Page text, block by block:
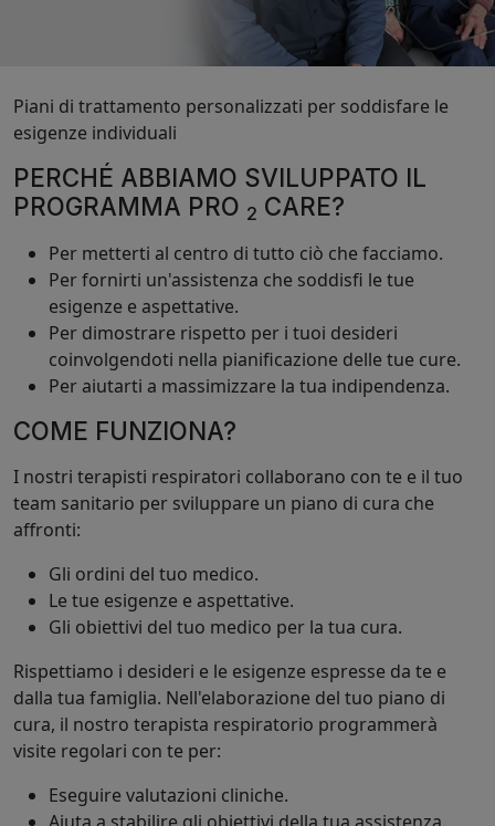
Piani di trattamento personalizzati per soddisfare le
esigenze individuali
PERCHÉ ABBIAMO SVILUPPATO IL
PROGRAMMA PRO 2 CARE?
Per metterti al centro di tutto ciò che facciamo.
Per fornirti un'assistenza che soddisfi le tue
esigenze e aspettative.
Per dimostrare rispetto per i tuoi desideri
coinvolgendoti nella pianificazione delle tue cure.
Per aiutarti a massimizzare la tua indipendenza.
COME FUNZIONA?
I nostri terapisti respiratori collaborano con te e il tuo
team sanitario per sviluppare un piano di cura che
affronti:
Gli ordini del tuo medico.
Le tue esigenze e aspettative.
Gli obiettivi del tuo medico per la tua cura.
Rispettiamo i desideri e le esigenze espresse da te e
dalla tua famiglia. Nell'elaborazione del tuo piano di
cura, il nostro terapista respiratorio programmerà
visite regolari con te per:
Eseguire valutazioni cliniche.